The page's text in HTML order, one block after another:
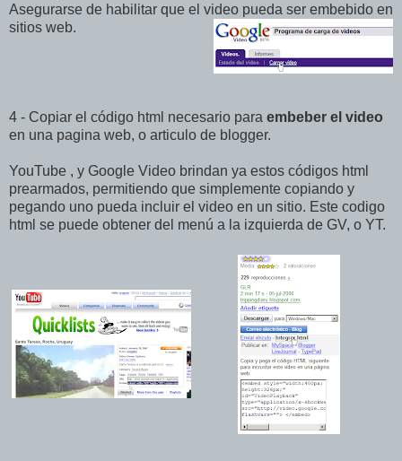
Asegurarse de habilitar que el video pueda ser embebido en
sitios web.
4 - Copiar el código html necesario para embeber el video
en una pagina web, o articulo de blogger.
YouTube , y Google Video brindan ya estos códigos html
prearmados, permitiendo que simplemente copiando y
pegando uno pueda incluir el video en un sitio. Este codigo
html se puede obtener del menú a la izquierda de GV, o YT.